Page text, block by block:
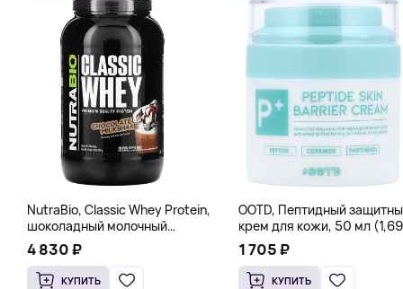
NutraBio, Classic Whey Protein,
шоколадный молочный
коктейль, 907 г (2 фунта)
4 830 ₽
КУПИТЬ
OOTD, Пептидный
крем для кожи, 50 мл (1,69
жидк. Унции)
1 705 ₽
КУПИТЬ